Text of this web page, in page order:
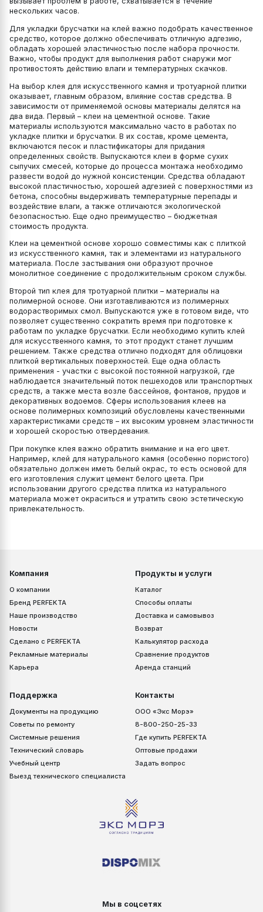
нескольких часов.
Для укладки брусчатки на клей важно подобрать качественное
средство, которое должно обеспечивать отличную адгезию,
обладать хорошей эластичностью после набора прочности.
Важно, чтобы продукт для выполнения работ снаружи мог
противостоять действию влаги и температурных скачков.
На выбор клея для искусственного камня и тротуарной плитки
оказывает, главным образом, влияние состав средства. В
зависимости от применяемой основы материалы делятся на
два вида. Первый – клеи на цементной основе. Такие
материалы используются максимально часто в работах по
укладке плитки и брусчатки. В их состав, кроме цемента,
включаются песок и пластификаторы для придания
определенных свойств. Выпускаются клеи в форме сухих
сыпучих смесей, которые до процесса монтажа необходимо
развести водой до нужной консистенции. Средства обладают
высокой пластичностью, хорошей адгезией с поверхностями из
бетона, способны выдерживать температурные перепады и
воздействие влаги, а также отличаются экологической
безопасностью. Еще одно преимущество – бюджетная
стоимость продукта.
Клеи на цементной основе хорошо совместимы как с плиткой
из искусственного камня, так и элементами из натурального
материала. После застывания они образуют прочное
монолитное соединение с продолжительным сроком службы.
Второй тип клея для тротуарной плитки – материалы на
полимерной основе. Они изготавливаются из полимерных
водорастворимых смол. Выпускаются уже в готовом виде, что
позволяет существенно сократить время при подготовке к
работам по укладке брусчатки. Если необходимо купить клей
для искусственного камня, то этот продукт станет лучшим
решением. Также средства отлично подходят для облицовки
плиткой вертикальных поверхностей. Еще одна область
применения - участки с высокой постоянной нагрузкой, где
наблюдается значительный поток пешеходов или транспортных
средств, а также места возле бассейнов, фонтанов, прудов и
декоративных водоемов. Сферы использования клеев на
основе полимерных композиций обусловлены качественными
характеристиками средств – их высоким уровнем эластичности
и хорошей скоростью отвердевания.
При покупке клея важно обратить внимание и на его цвет.
Например, клей для натурального камня (особенно пористого)
обязательно должен иметь белый окрас, то есть основой для
его изготовления служит цемент белого цвета. При
использовании другого средства плитка из натурального
материала может окраситься и утратить свою эстетическую
привлекательность.
Компания
О компании
Бренд PERFEKTA
Наше производство
Новости
Сделано с PERFEKTA
Рекламные материалы
Карьера
Продукты и услуги
Каталог
Способы оплаты
Доставка и самовывоз
Возврат
Калькулятор расхода
Сравнение продуктов
Аренда станций
Поддержка
Документы на продукцию
Советы по ремонту
Системные решения
Технический словарь
Учебный центр
Выезд технического специалиста
Контакты
ООО «Экс Морэ»
8-800-250-25-33
Где купить PERFEKTA
Оптовые продажи
Задать вопрос
Мы в соцсетях